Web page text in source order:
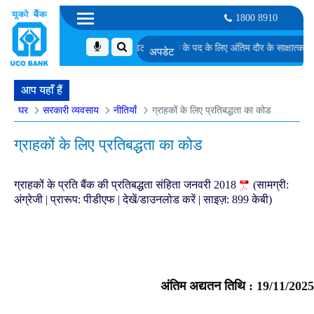
1800 8910
की सूची एमएमजीएस-II में डेटा विश्लेषक के पद के लिए अंतिम दौर के साक्षात्कार के
आप यहाँ हैं
घर सरकारी व्यवसाय नीतियाँ ग्राहकों के लिए प्रतिबद्धता का कोड
ग्राहकों के लिए प्रतिबद्धता का कोड
ग्राहकों के प्रति बैंक की प्रतिबद्धता संहिता जनवरी 2018
(सामग्री:
अंग्रेजी | प्रारूप: पीडीएफ | देखें/डाउनलोड करें | साइज़: 899 केबी)
अंतिम अद्यतन तिथि : 19/11/2025